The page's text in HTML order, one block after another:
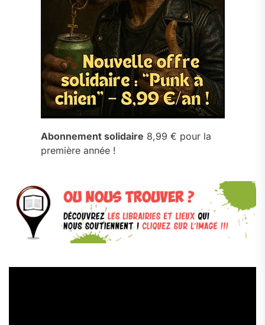
Abonnement solidaire 8,99 € pour la
première année !